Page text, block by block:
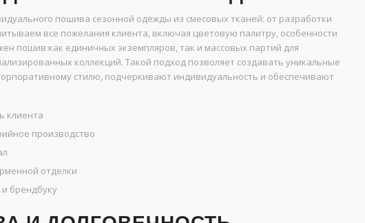
пошива сезонной одежды из смесовых тканей: от разработки
все пожелания клиента, включая цветовую палитру, особенности
пошив как единичных экземпляров, так и массовых партий для
коллекций. Такой подход позволяет создавать уникальные
стилю, подчеркивают индивидуальность и обеспечивают
клиента
производство
отделки
брендбуку